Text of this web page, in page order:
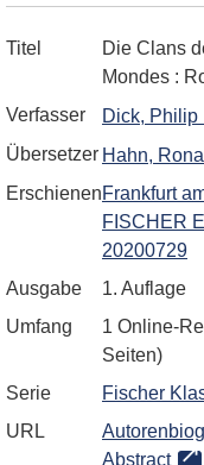
Titel
Die Clans
Mondes :
Verfasser
Dick, Philip
Übersetzer Hahn,
ErschienenFrankfurt
FISCHER
20200729
Ausgabe
1. Auflage
Umfang
1 Online-
Seiten)
Serie
Fischer
URL
Abstract